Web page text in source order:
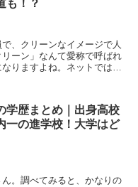
も！？
、クリーンなイメージで人
ーン」なんて愛称で呼ばれ
りますよね。ネットでは妻
学歴まとめ｜出身高校
一の進学校！大学はど
。調べてみると、かなりの